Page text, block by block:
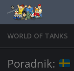
Skip to content
WORLD OF TANKS
Poradnik: